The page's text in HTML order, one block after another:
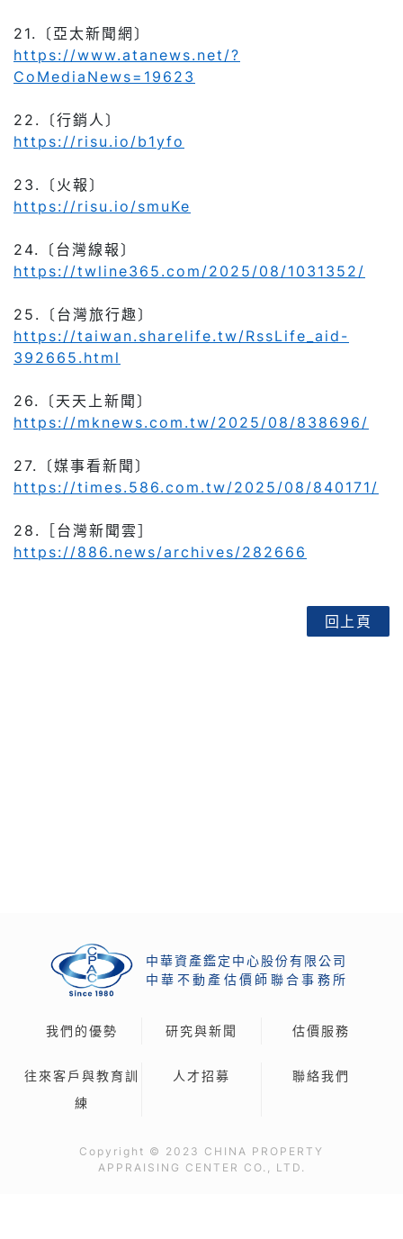
21.
〔亞太新聞網〕
https://www.atanews.net/?
CoMediaNews=19623
22.
〔行銷人〕
https://risu.io/b1yfo
23.
〔火報〕
https://risu.io/smuKe
24.
〔台灣線報〕
https://twline365.com/2025/08/1031352/
25.
〔台灣旅行趣〕
https://taiwan.sharelife.tw/RssLife_aid-
392665.html
26.
〔天天上新聞〕
https://mknews.com.tw/2025/08/838696/
27.
〔媒事看新聞〕
https://times.586.com.tw/2025/08/840171/
28.
［台灣新聞雲］
https://886.news/archives/282666
回上頁
中華資產鑑定中心股份有限公司
中 華 不動 產 估價 師 聯合事 務 所
我們的優勢 研究與新聞 估價服務
往來客戶與教育訓
練
人才招募 聯絡我們
Copyright © 2023 CHINA PROPERTY
APPRAISING CENTER CO., LTD.